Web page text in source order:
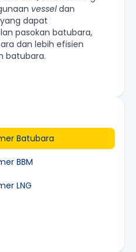
vesseldan
dapat
pasokan batubara,
dan lebih efisien
batubara.
Batubara
BBM
LNG